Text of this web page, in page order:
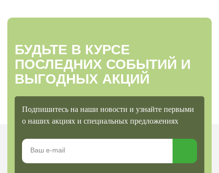
БУДЬТЕ В КУРСЕ
ПОСЛЕДНИХ СОБЫТИЙ И
ВЫГОДНЫХ АКЦИЙ
Подпишитесь на наши новости и узнайте первыми
о наших акциях и специальных предложениях